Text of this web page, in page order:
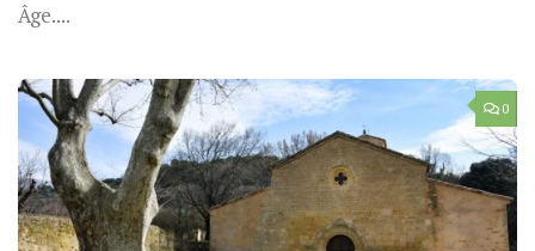
Âge....
0